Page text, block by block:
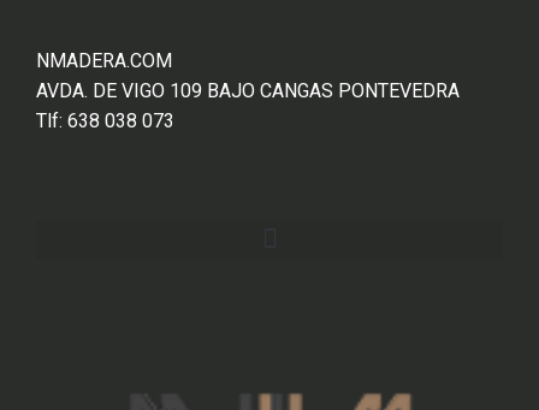
NMADERA.COM
AVDA. DE VIGO 109 BAJO CANGAS PONTEVEDRA
Tlf: 638 038 073